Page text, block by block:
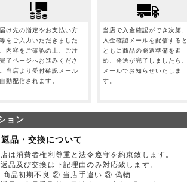
け先の指定やお支払い方
をご入力いただきました
内容をご確認の上、ご注
了ページへお進みくださ
当店より受付確認メール
動配信されます。
当店で入金確認ができ次第、
入金確認メールを配信すると
ともに商品の発送準備を進
め、発送が完了しましたら、
メールでお知らせいたしま
す。
ョン
返品・交換について
は消費者権利尊重と法令遵守を約束致します。
返品及び交換は下記理由のみ対応致します。
品初期不良 ② 当店手違い ③ 偽物